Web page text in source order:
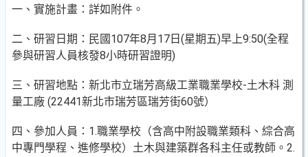
一、實施計畫：詳如附件。
二、研習日期：民國107年8月17日(星期五)早上9:50(全程
參與研習人員核發8小時研習證明)
三、研習地點：新北市立瑞芳高級工業職業學校-土木科 測
量工廠 (22441新北市瑞芳區瑞芳街60號）
四、參加人員：1.職業學校（含高中附設職業類科、綜合高
中專門學程、進修學校）土木與建築群各科主任或教師。2.